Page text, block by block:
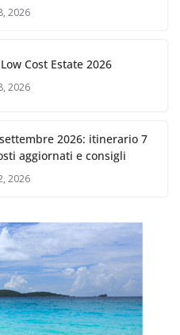
2026
Cost Estate 2026
2026
2026: itinerario 7
aggiornati e consigli
2026